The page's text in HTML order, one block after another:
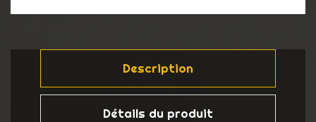
Description
Détails du produit